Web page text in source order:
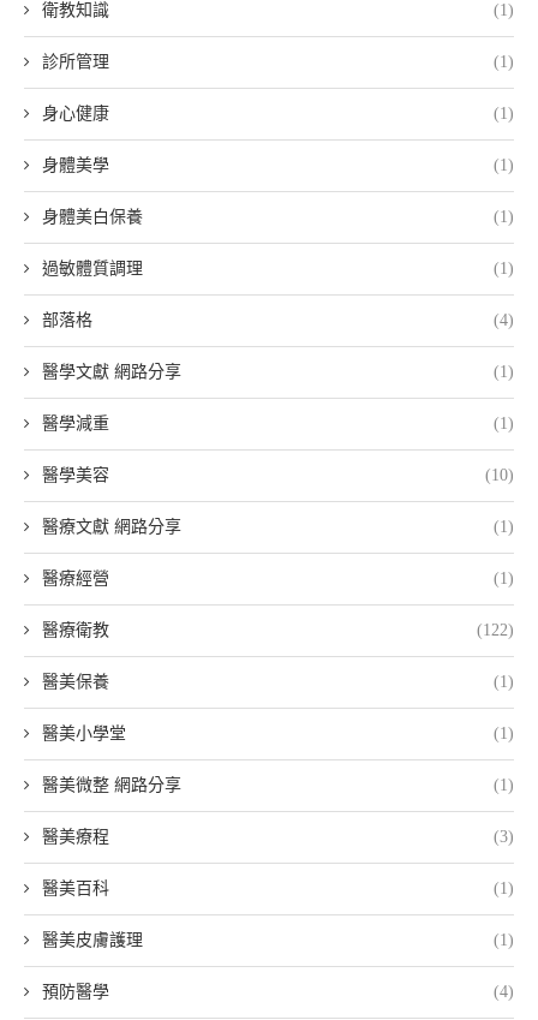
衛教知識 (1)
診所管理 (1)
身心健康 (1)
身體美學 (1)
身體美白保養 (1)
過敏體質調理 (1)
部落格 (4)
醫學文獻 網路分享 (1)
醫學減重 (1)
醫學美容 (10)
醫療文獻 網路分享 (1)
醫療經營 (1)
醫療衛教 (122)
醫美保養 (1)
醫美小學堂 (1)
醫美微整 網路分享 (1)
醫美療程 (3)
醫美百科 (1)
醫美皮膚護理 (1)
預防醫學 (4)